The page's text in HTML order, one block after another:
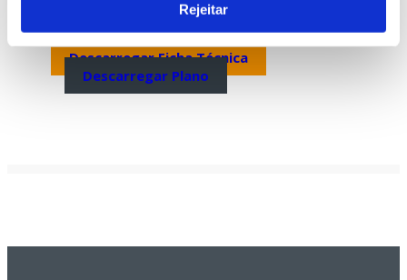
Rejeitar
Descarregar Ficha Técnica
Descarregar Plano